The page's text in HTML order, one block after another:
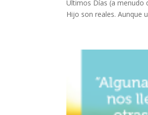
Últimos Días (a menudo
Hijo son reales. Aunque